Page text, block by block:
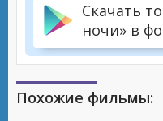
Скачать
ночи» в
Похожие фильмы: